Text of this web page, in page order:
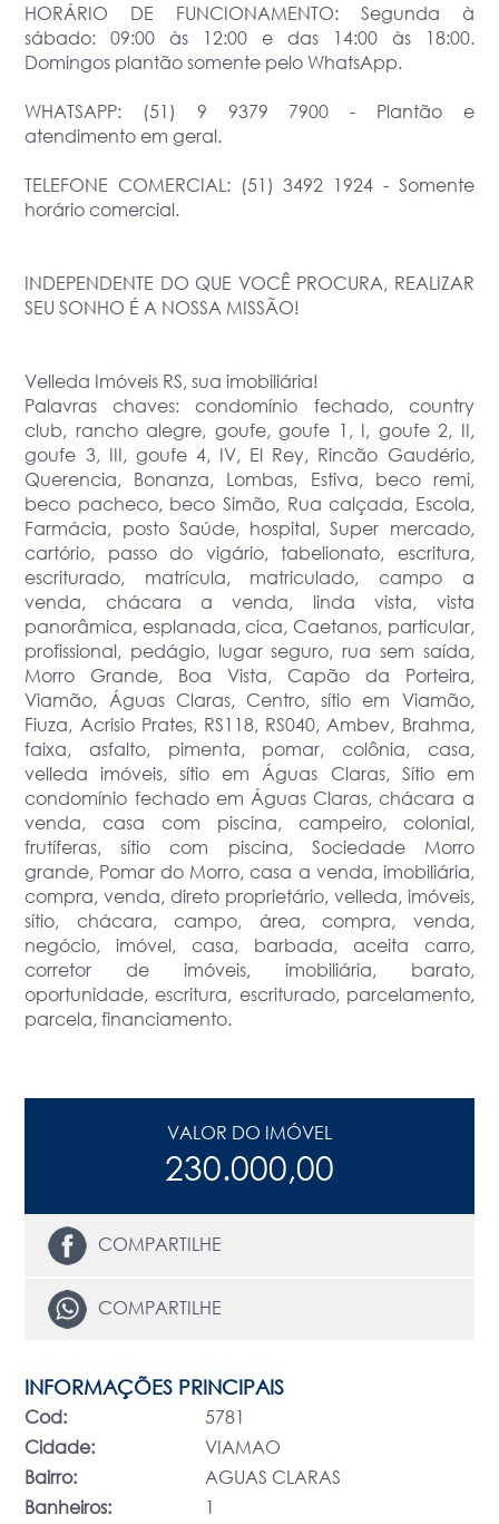
HORÁRIO DE FUNCIONAMENTO: Segunda à
sábado: 09:00 às 12:00 e das 14:00 às 18:00.
Domingos plantão somente pelo WhatsApp.
WHATSAPP: (51) 9 9379 7900 - Plantão e
atendimento em geral.
TELEFONE COMERCIAL: (51) 3492 1924 - Somente
horário comercial.
INDEPENDENTE DO QUE VOCÊ PROCURA, REALIZAR
SEU SONHO É A NOSSA MISSÃO!
Velleda Imóveis RS, sua imobiliária!
Palavras chaves: condomínio fechado, country
club, rancho alegre, goufe, goufe 1, I, goufe 2, II,
goufe 3, III, goufe 4, IV, El Rey, Rincão Gaudério,
Querencia, Bonanza, Lombas, Estiva, beco remi,
beco pacheco, beco Simão, Rua calçada, Escola,
Farmácia, posto Saúde, hospital, Super mercado,
cartório, passo do vigário, tabelionato, escritura,
escriturado, matrícula, matriculado, campo a
venda, chácara a venda, linda vista, vista
panorâmica, esplanada, cica, Caetanos, particular,
profissional, pedágio, lugar seguro, rua sem saída,
Morro Grande, Boa Vista, Capão da Porteira,
Viamão, Águas Claras, Centro, sítio em Viamão,
Fiuza, Acrisio Prates, RS118, RS040, Ambev, Brahma,
faixa, asfalto, pimenta, pomar, colônia, casa,
velleda imóveis, sítio em Águas Claras, Sítio em
condomínio fechado em Águas Claras, chácara a
venda, casa com piscina, campeiro, colonial,
frutíferas, sítio com piscina, Sociedade Morro
grande, Pomar do Morro, casa a venda, imobiliária,
compra, venda, direto proprietário, velleda, imóveis,
sítio, chácara, campo, área, compra, venda,
negócio, imóvel, casa, barbada, aceita carro,
corretor de imóveis, imobiliária, barato,
oportunidade, escritura, escriturado, parcelamento,
parcela, financiamento.
VALOR DO IMÓVEL
230.000,00
COMPARTILHE
COMPARTILHE
INFORMAÇÕES PRINCIPAIS
Cod:
5781
Cidade:
VIAMAO
Bairro:
AGUAS CLARAS
Banheiros:
1